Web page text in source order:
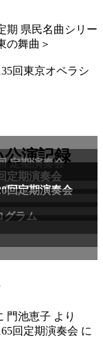
期 県民名曲シリー
の舞曲＞
回東京オペラシ
演記録
定期演奏会
定期演奏会
ラム
回定期演奏会
グラム
門池恵子 より
回定期演奏会 に